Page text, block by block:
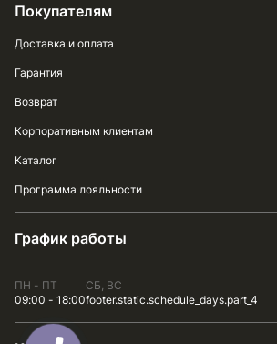
Покупателям
Доставка и оплата
Гарантия
Возврат
Корпоративным клиентам
Каталог
Программа лояльности
График работы
ПН - ПТ
09:00 - 18:00
СБ, ВС
footer.static.schedule_days.part_4